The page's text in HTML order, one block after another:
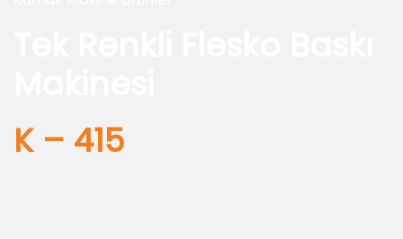
K – 415